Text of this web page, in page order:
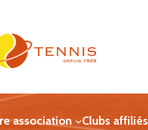
association Clubs affiliés